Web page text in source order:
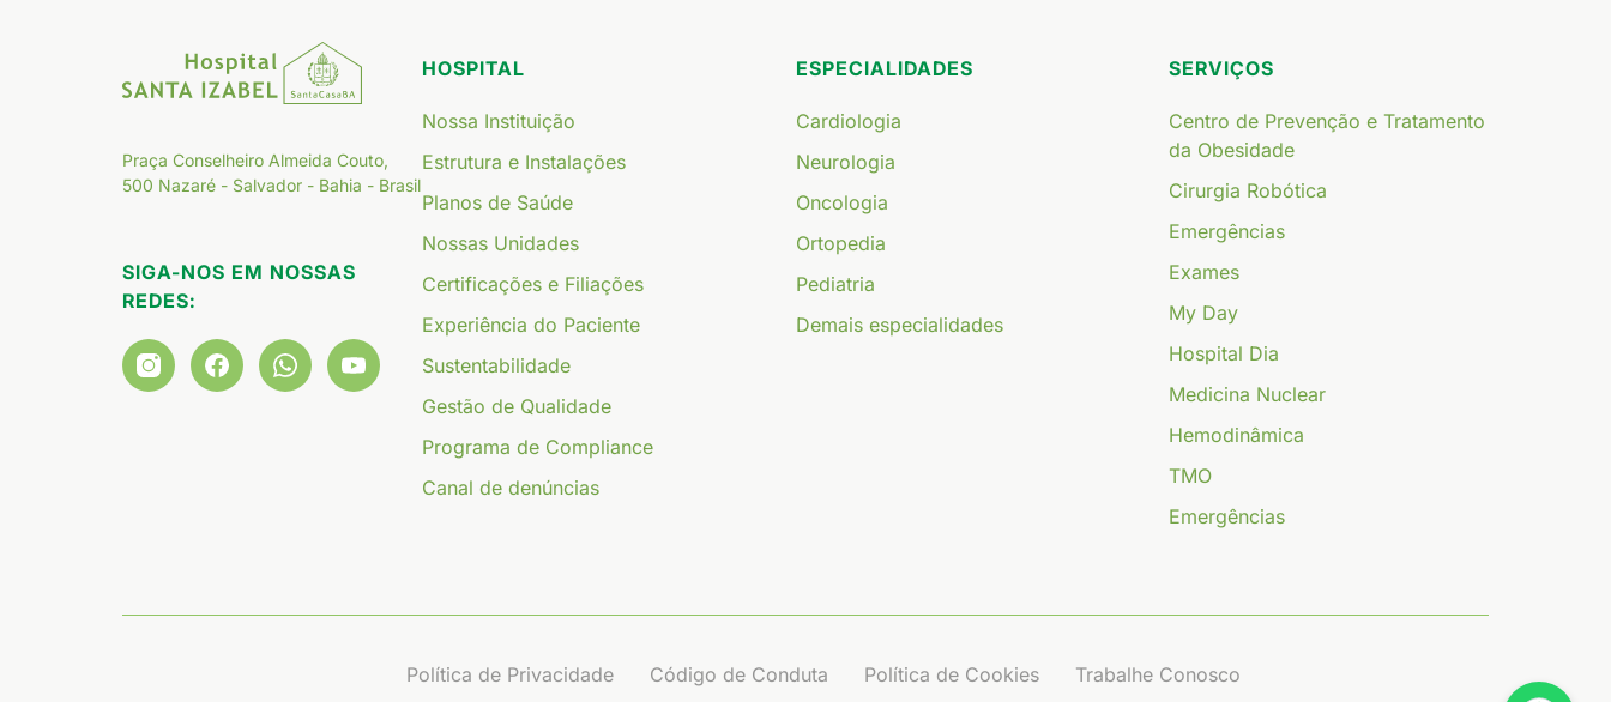
Praça Conselheiro Almeida Couto,
500 Nazaré - Salvador - Bahia - Brasil
SIGA-NOS EM NOSSAS
REDES:
HOSPITAL
Nossa Instituição
Estrutura e Instalações
Planos de Saúde
Nossas Unidades
Certificações e Filiações
Experiência do Paciente
Sustentabilidade
Gestão de Qualidade
Programa de Compliance
Canal de denúncias
ESPECIALIDADES
Cardiologia
Neurologia
Oncologia
Ortopedia
Pediatria
Demais especialidades
SERVIÇOS
Centro de Prevenção e Tratamento
da Obesidade
Cirurgia Robótica
Emergências
Exames
My Day
Hospital Dia
Medicina Nuclear
Hemodinâmica
TMO
Emergências
Política de Privacidade Código de Conduta Política de Cookies Trabalhe Conosco